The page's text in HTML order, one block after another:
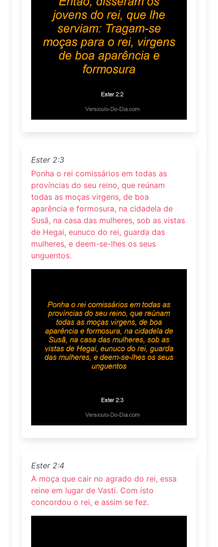
Ester 2:3
Ponha o rei comissários em todas as
províncias do seu reino, que reúnam
todas as moças virgens, de boa
aparência e formosura, na cidadela de
Susã, na casa das mulheres, sob as vistas
de Hegai, eunuco do rei, guarda das
mulheres, e deem-se-lhes os seus
unguentos.
Ester 2:4
A moça que cair no agrado do rei, essa
reine em lugar de Vasti. Com isto
concordou o rei, e assim se fez.